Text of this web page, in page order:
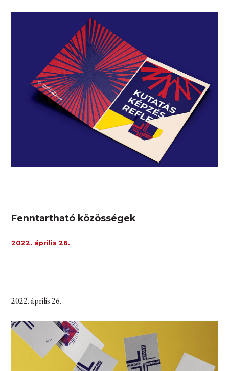
Fenntartható közösségek
2022. április 26.
2022. április 26.